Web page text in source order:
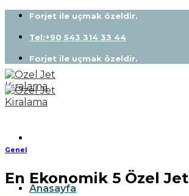
Skip
content
Forjet ile uçmak özeldir.
Tel:+90 543 314 33 44
Forjet ile uçmak özeldir.
Anasayfa
Genel
En Ekonomik 5 Özel Jet